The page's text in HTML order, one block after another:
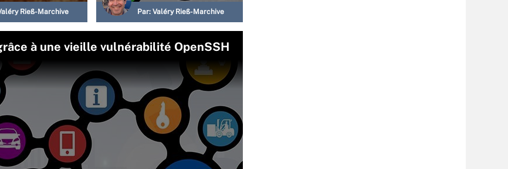
Rieß-Marchive Par: Valéry Rieß-Marchive
à une vieille vulnérabilité OpenSSH